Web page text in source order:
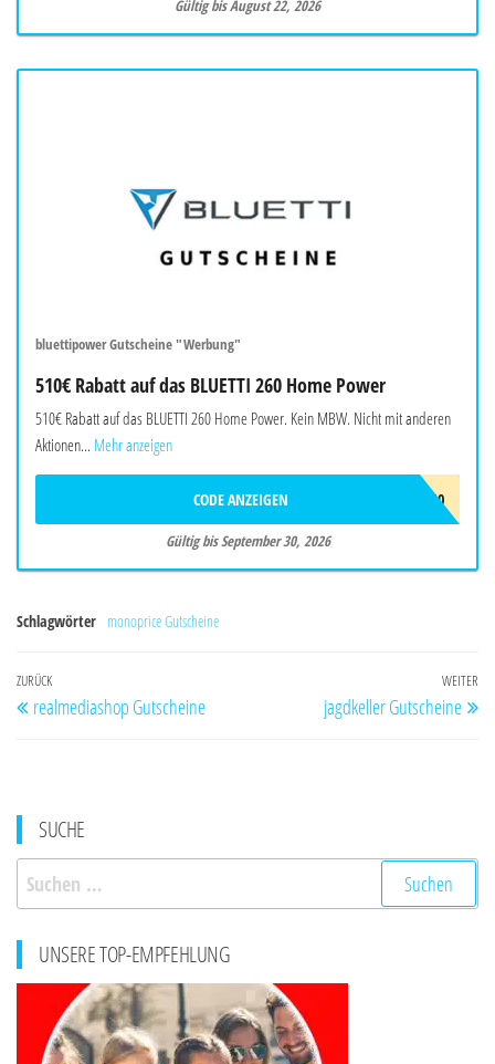
Gültig bis August 22, 2026
bluettipower Gutscheine "Werbung"
510€ Rabatt auf das BLUETTI 260 Home Power
510€ Rabatt auf das BLUETTI 260 Home Power. Kein MBW. Nicht mit anderen
Aktionen... Mehr anzeigen
BALAFF510
CODE ANZEIGEN
Gültig bis September 30, 2026
Schlagwörter monoprice Gutscheine
Beitragsnavigation
Vorheriger
Beitrag
ZURÜCK
realmediashop Gutscheine
WEITER
jagdkeller Gutscheine
SUCHE
Suchen
nach:
UNSERE TOP-EMPFEHLUNG